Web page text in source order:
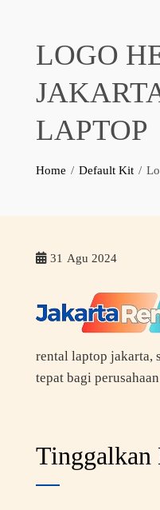
LOGO
LAPTOP
Home Default Kit
31 Agu 2024
rental laptop jakarta,
tepat bagi perusahaan
Tinggalkan